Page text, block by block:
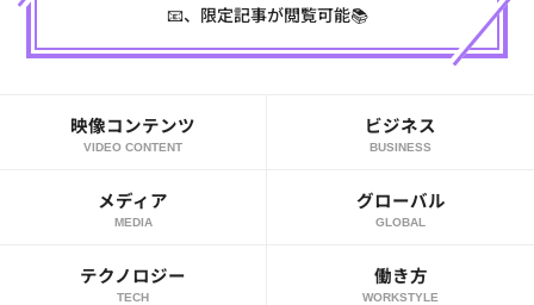
📧、限定記事が閲覧可能📚
映像コンテンツ
VIDEO CONTENT
ビジネス
BUSINESS
メディア
MEDIA
グローバル
GLOBAL
テクノロジー
TECH
働き方
WORKSTYLE